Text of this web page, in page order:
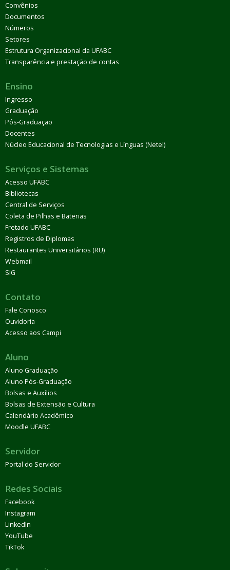
Convênios
Documentos
Números
Setores
Estrutura Organizacional da UFABC
Transparência e prestação de contas
Ensino
Ingresso
Graduação
Pós-Graduação
Docentes
Núcleo Educacional de Tecnologias e Línguas (Netel)
Serviços e Sistemas
Acesso UFABC
Bibliotecas
Central de Serviços
Coleta de Pilhas e Baterias
Fretado UFABC
Registros de Diplomas
Restaurantes Universitários (RU)
Webmail
SIG
Contato
Fale Conosco
Ouvidoria
Acesso aos Campi
Aluno
Aluno Graduação
Aluno Pós-Graduação
Bolsas e Auxílios
Bolsas de Extensão e Cultura
Calendário Acadêmico
Moodle UFABC
Servidor
Portal do Servidor
Redes Sociais
Facebook
Instagram
LinkedIn
YouTube
TikTok